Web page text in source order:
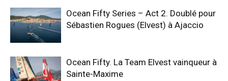
Ocean Fifty Series – Act 2. Doublé pour
Sébastien Rogues (Elvest) à Ajaccio
Ocean Fifty. La Team Elvest vainqueur à
Sainte-Maxime